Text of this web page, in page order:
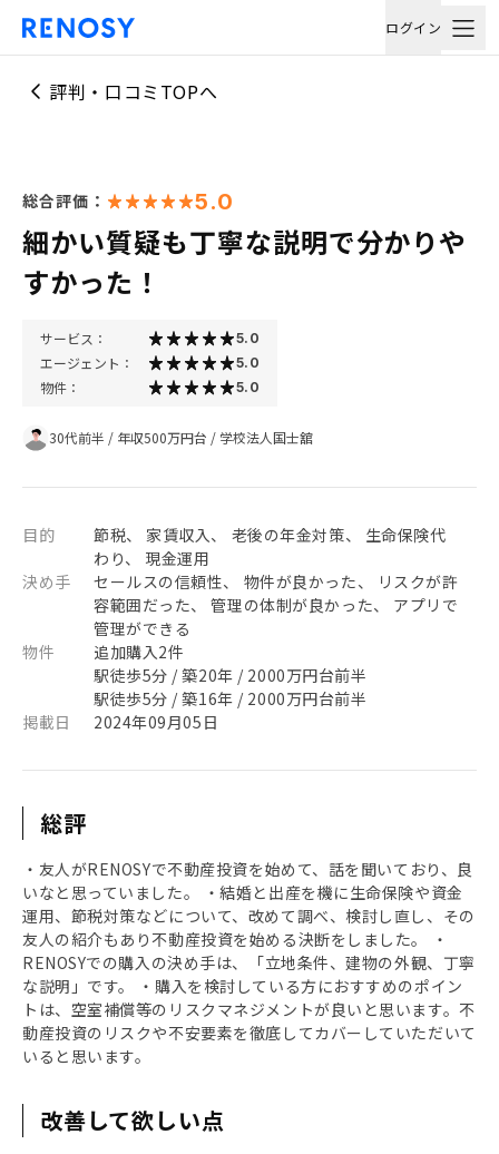
ログイン
評判・口コミTOPへ
総合評価： 5.0
細かい質疑も丁寧な説明で分かりや
すかった！
サービス： 5.0
エージェント： 5.0
物件： 5.0
30代前半 / 年収500万円台 / 学校法人国士舘
目的
節税、 家賃収入、 老後の年金対策、 生命保険代
わり、 現金運用
決め手
セールスの信頼性、 物件が良かった、 リスクが許
容範囲だった、 管理の体制が良かった、 アプリで
管理ができる
物件
追加購入2件
駅徒歩5分 / 築20年 / 2000万円台前半
駅徒歩5分 / 築16年 / 2000万円台前半
掲載日
2024年09月05日
総評
・友人がRENOSYで不動産投資を始めて、話を聞いており、良
いなと思っていました。 ・結婚と出産を機に生命保険や資金
運用、節税対策などについて、改めて調べ、検討し直し、その
友人の紹介もあり不動産投資を始める決断をしました。 ・
RENOSYでの購入の決め手は、「立地条件、建物の外観、丁寧
な説明」です。 ・購入を検討している方におすすめのポイン
トは、空室補償等のリスクマネジメントが良いと思います。不
動産投資のリスクや不安要素を徹底してカバーしていただいて
いると思います。
改善して欲しい点